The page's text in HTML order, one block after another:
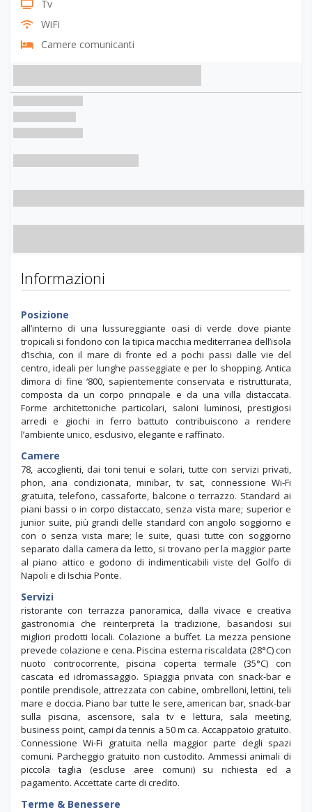
Tv
WiFi
Informazioni
Posizione
all’interno di una lussureggiante oasi di verde dove piante
tropicali si fondono con la tipica macchia mediterranea dell’isola
d’Ischia, con il mare di fronte ed a pochi passi dalle vie del
centro, ideali per lunghe passeggiate e per lo shopping. Antica
dimora di fine ‘800, sapientemente conservata e ristrutturata,
composta da un corpo principale e da una villa distaccata.
Forme architettoniche particolari, saloni luminosi, prestigiosi
arredi e giochi in ferro battuto contribuiscono a rendere
l’ambiente unico, esclusivo, elegante e raffinato.
Camere
78, accoglienti, dai toni tenui e solari, tutte con servizi privati,
phon, aria condizionata, minibar, tv sat, connessione Wi-Fi
gratuita, telefono, cassaforte, balcone o terrazzo. Standard ai
piani bassi o in corpo distaccato, senza vista mare; superior e
junior suite, più grandi delle standard con angolo soggiorno e
con o senza vista mare; le suite, quasi tutte con soggiorno
separato dalla camera da letto, si trovano per la maggior parte
al piano attico e godono di indimenticabili viste del Golfo di
Napoli e di Ischia Ponte.
Servizi
ristorante con terrazza panoramica, dalla vivace e creativa
gastronomia che reinterpreta la tradizione, basandosi sui
migliori prodotti locali. Colazione a buffet. La mezza pensione
prevede colazione e cena. Piscina esterna riscaldata (28°C) con
nuoto controcorrente, piscina coperta termale (35°C) con
cascata ed idromassaggio. Spiaggia privata con snack-bar e
pontile prendisole, attrezzata con cabine, ombrelloni, lettini, teli
mare e doccia. Piano bar tutte le sere, american bar, snack-bar
sulla piscina, ascensore, sala tv e lettura, sala meeting,
business point, campi da tennis a 50 m ca. Accappatoio gratuito.
Connessione Wi-Fi gratuita nella maggior parte degli spazi
comuni. Parcheggio gratuito non custodito. Ammessi animali di
piccola taglia (escluse aree comuni) su richiesta ed a
pagamento. Accettate carte di credito.